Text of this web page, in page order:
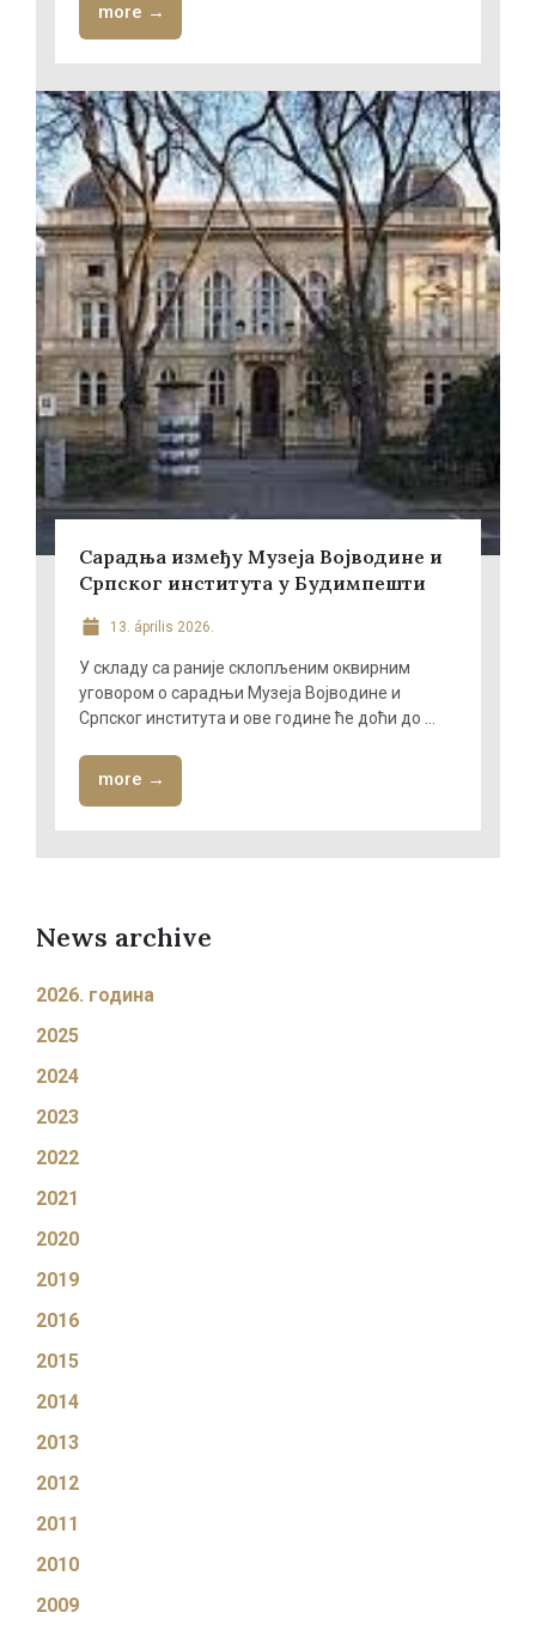
more →
Сарадња између Музеја Војводине и
Српског института у Будимпешти
13. április 2026.
У складу са раније склопљеним оквирним
уговором о сарадњи Музеја Војводине и
Српског института и ове године ће доћи до ...
more →
News archive
2026. година
2025
2024
2023
2022
2021
2020
2019
2016
2015
2014
2013
2012
2011
2010
2009